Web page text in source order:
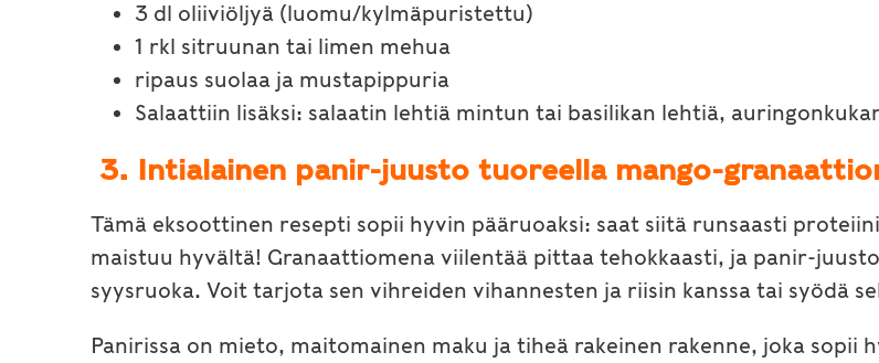
3 dl oliiviöljyä (luomu/kylmäpuristettu)
1 rkl sitruunan tai limen mehua
ripaus suolaa ja mustapippuria
Salaattiin lisäksi: salaatin lehtiä mintun tai basilikan lehtiä,
3. Intialainen panir-juusto tuoreella mango-
Tämä eksoottinen resepti sopii hyvin pääruoaksi: saat siitä runsaasti
maistuu hyvältä! Granaattiomena viilentää pittaa tehokkaasti, ja panir-
syysruoka. Voit tarjota sen vihreiden vihannesten ja riisin kanssa tai syödä
Panirissa on mieto, maitomainen maku ja tiheä rakeinen rakenne, joka sopii